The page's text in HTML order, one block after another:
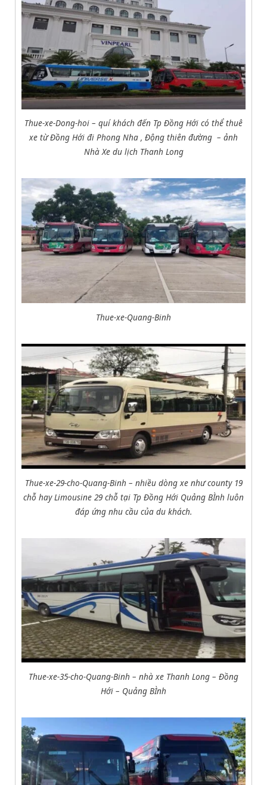
Thue-xe-Dong-hoi – quí khách đến Tp Đồng Hới có thể thuê
xe từ Đồng Hới đi Phong Nha , Động thiên đường – ảnh
Nhà Xe du lịch Thanh Long
Thue-xe-Quang-Binh
Thue-xe-29-cho-Quang-Binh – nhiều dòng xe như county 19
chỗ hay Limousine 29 chỗ tại Tp Đồng Hới Quảng BÌnh luôn
đáp ứng nhu cầu của du khách.
Thue-xe-35-cho-Quang-Binh – nhà xe Thanh Long – Đồng
Hới – Quảng BÌnh